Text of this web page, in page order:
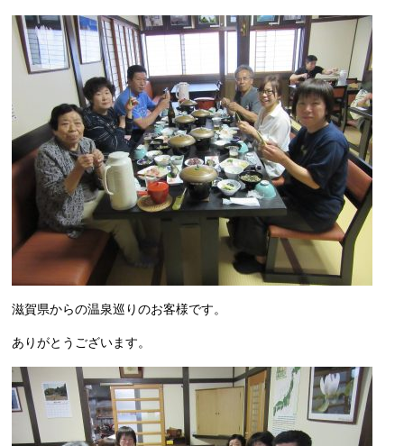
滋賀県からの温泉巡りのお客様です。
ありがとうございます。